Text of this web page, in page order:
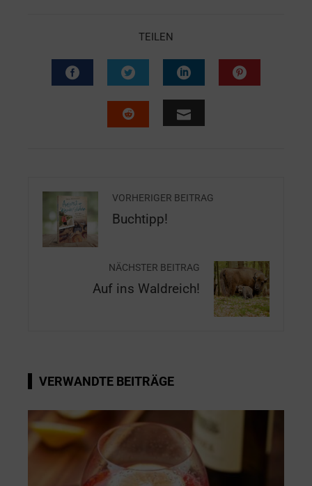
TEILEN
VORHERIGER BEITRAG
Buchtipp!
NÄCHSTER BEITRAG
Auf ins Waldreich!
VERWANDTE BEITRÄGE